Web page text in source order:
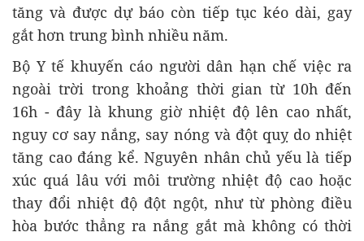
tăng và được dự báo còn tiếp tục kéo dài, gay
gắt hơn trung bình nhiều năm.
Bộ Y tế khuyến cáo người dân hạn chế việc ra
ngoài trời trong khoảng thời gian từ 10h đến
16h - đây là khung giờ nhiệt độ lên cao nhất,
nguy cơ say nắng, say nóng và đột quỵ do nhiệt
tăng cao đáng kể. Nguyên nhân chủ yếu là tiếp
xúc quá lâu với môi trường nhiệt độ cao hoặc
thay đổi nhiệt độ đột ngột, như từ phòng điều
hòa bước thẳng ra nắng gắt mà không có thời